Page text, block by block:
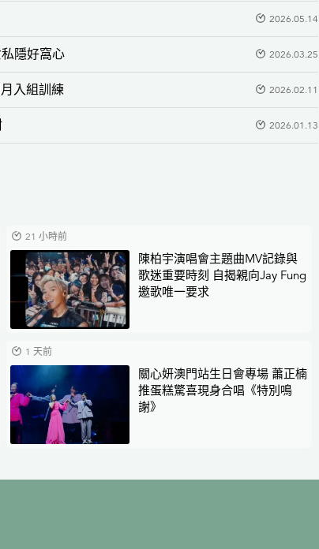
2026.05.14
隱好窩心 2026.03.25
入組訓練 2026.02.11
2026.01.13
21 小時前
陳柏宇演唱會主題曲MV記錄與
歌迷重要時刻 自揭親向Jay Fung
邀歌唯一要求
1 天前
關心妍澳門站生日會專場 蕭正楠
推蛋糕驚喜現身合唱《特別鳴
謝》